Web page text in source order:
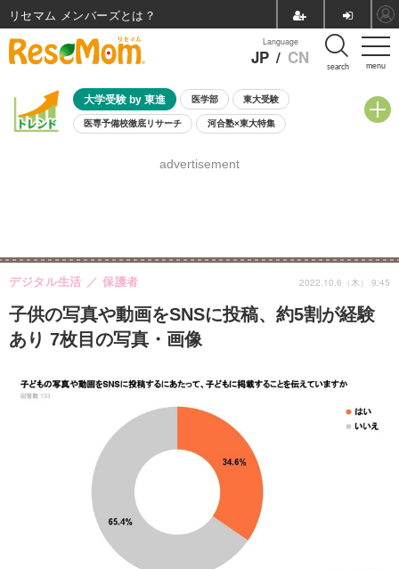
menu
Language
JP / CN search
大学受験 by 東進 医学部 東大受験
医専予備校徹底リサーチ 河合塾×東大特集
8月開催学校説明会・相談会
advertisement
子供の写真や動画をSNSに投稿、約5割が経験
あり 7枚目の写真・画像
デジタル生活 保護者 2022.10.6（木） 9:45
リセマム メンバーズ